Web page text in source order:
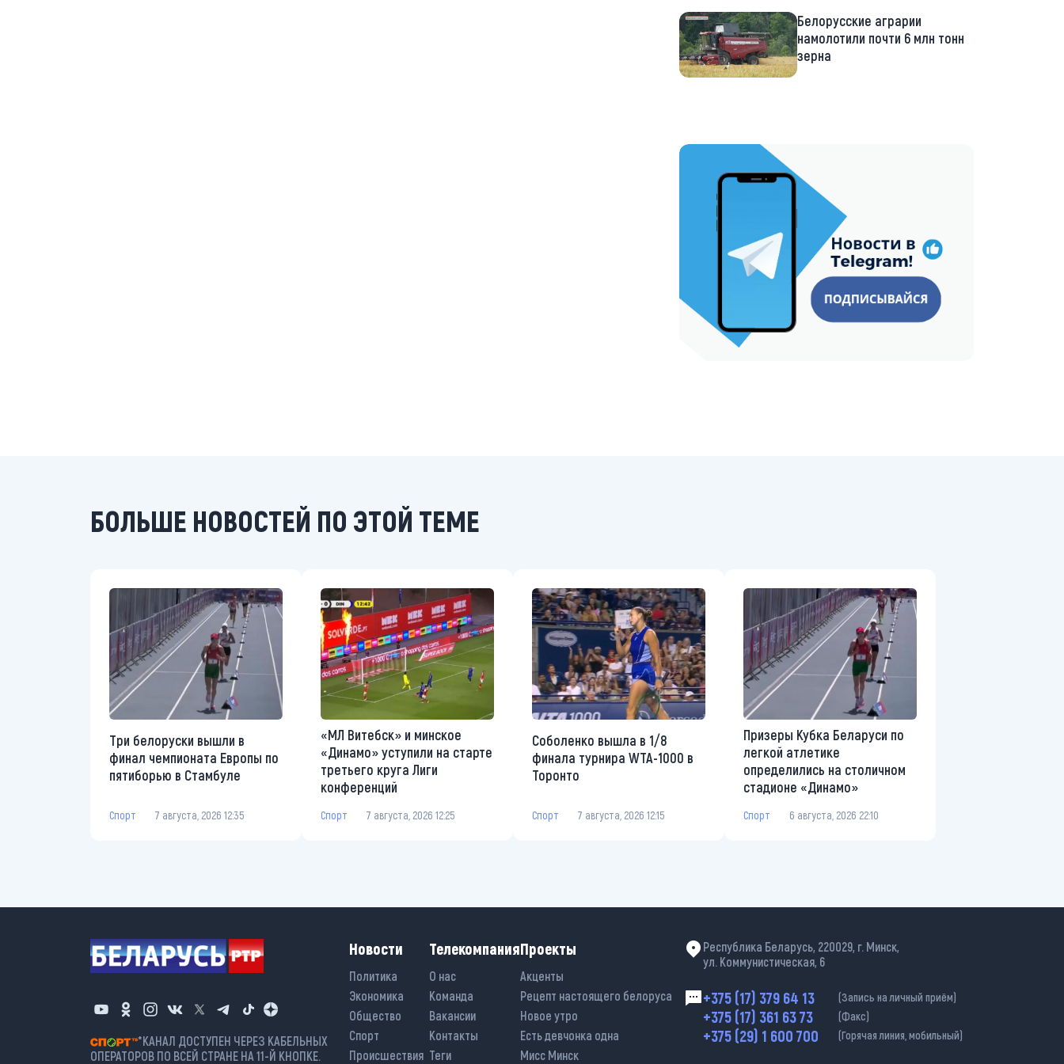
Белорусские аграрии
намолотили почти 6 млн тонн
зерна
https://t.me/minskctvby
БОЛЬШЕ НОВОСТЕЙ ПО ЭТОЙ ТЕМЕ
Три белоруски вышли в
финал чемпионата Европы по
пятиборью в Стамбуле
Спорт 7 августа, 2026 12:35
«МЛ Витебск» и минское
«Динамо» уступили на старте
третьего круга Лиги
конференций
Спорт 7 августа, 2026 12:25
Соболенко вышла в 1/8
финала турнира WTA-1000 в
Торонто
Спорт 7 августа, 2026 12:15
Призеры Кубка Беларуси по
легкой атлетике
определились на столичном
стадионе «Динамо»
Спорт 6 августа, 2026 22:10
*КАНАЛ ДОСТУПЕН ЧЕРЕЗ КАБЕЛЬНЫХ
ОПЕРАТОРОВ ПО ВСЕЙ СТРАНЕ НА 11-Й КНОПКЕ.
Новости
Политика
Экономика
Общество
Спорт
Происшествия
Телекомпания
О нас
Команда
Вакансии
Контакты
Теги
Проекты
Акценты
Рецепт настоящего белоруса
Новое утро
Есть девчонка одна
Мисс Минск
Республика Беларусь, 220029, г. Минск,
ул. Коммунистическая, 6
+375 (17) 379 64 13 (Запись на личный приём)
+375 (17) 361 63 73 (Факс)
+375 (29) 1 600 700 (Горячая линия, мобильный)